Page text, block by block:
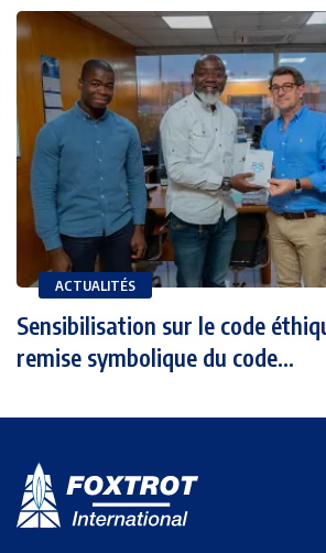
ACTUALITÉS
Sensibilisation sur le code
remise symbolique du code...